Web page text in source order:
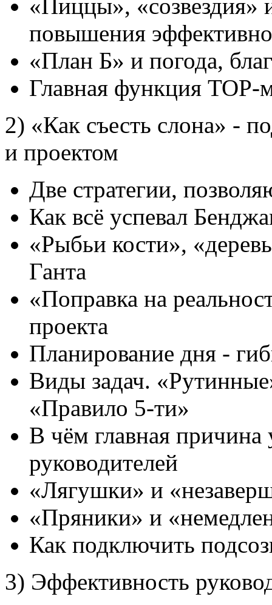
«Пиццы», «созвездия»
повышения
«План Б» и погода,
Главная функция TOP-
2) «Как съесть слона» -
и проектом
Две стратегии,
Как всё успевал
«Рыбьи кости»,
Ганта
«Поправка на
проекта
Планирование дня -
Виды задач.
«Правило 5-ти»
В чём главная причина
руководителей
«Лягушки» и
«Пряники» и
Как подключить
3) Эффективность